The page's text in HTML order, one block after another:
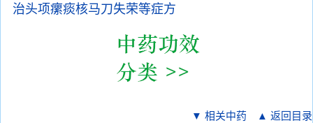
治头项瘰痰核马刀失荣等症方
▼ 相关中药 ▲ 返回目录